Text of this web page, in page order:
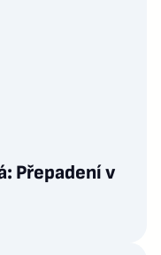
Přepadení v